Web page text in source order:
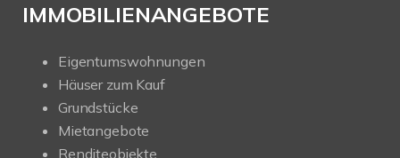
IMMOBILIENANGEBOTE
Eigentumswohnungen
Häuser zum Kauf
Grundstücke
Mietangebote
Renditeobjekte